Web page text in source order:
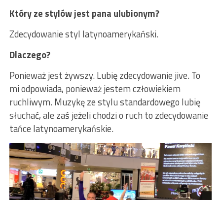
Który ze stylów jest pana ulubionym?
Zdecydowanie styl latynoamerykański.
Dlaczego?
Ponieważ jest żywszy. Lubię zdecydowanie jive. To
mi odpowiada, ponieważ jestem człowiekiem
ruchliwym. Muzykę ze stylu standardowego lubię
słuchać, ale zaś jeżeli chodzi o ruch to zdecydowanie
tańce latynoamerykańskie.